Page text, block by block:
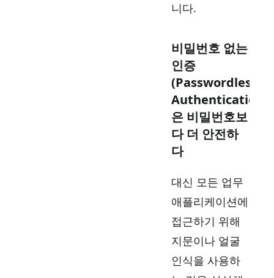
니다.
비밀번호 없는
인증
(Passwordless
Authentication)
은 비밀번호보
다 더 안전하
다
대신 모든 업무
애플리케이션에
접근하기 위해
지문이나 얼굴
인식을 사용하